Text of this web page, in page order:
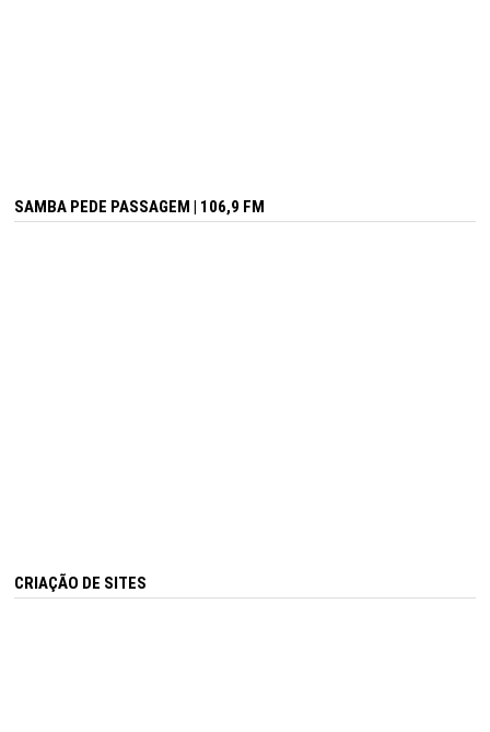
SAMBA PEDE PASSAGEM | 106,9 FM
CRIAÇÃO DE SITES